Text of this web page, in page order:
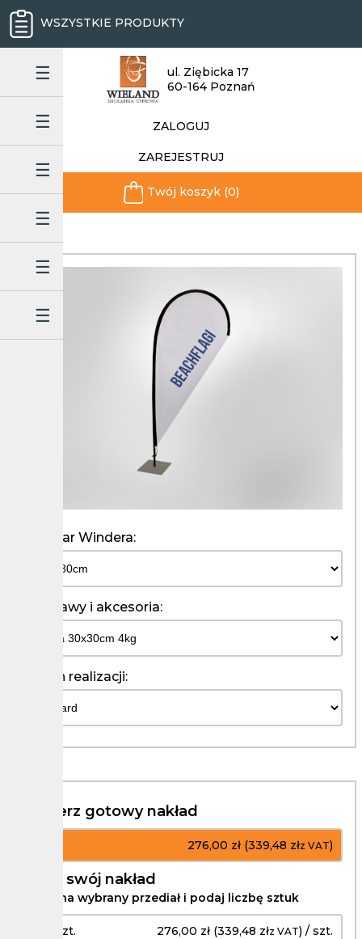
WSZYSTKIE PRODUKTY
ul. Ziębicka 17
60-164 Poznań
ZALOGUJ
ZAREJESTRUJ
Twój koszyk (0)
Rozmiar Windera:
Podstawy i akcesoria:
Termin realizacji:
Wybierz gotowy nakład
276,00 zł (339,48 złz VAT)
Podaj swój nakład
Kliknij na wybrany przediał i podaj liczbę sztuk
1 - 3 szt. 276,00 zł (339,48 złz VAT) / szt.